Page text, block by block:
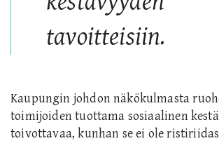
tavoitteisiin.
Kaupungin johdon näkökulmasta
toimijoiden tuottama sosiaalinen
toivottavaa, kunhan se ei ole